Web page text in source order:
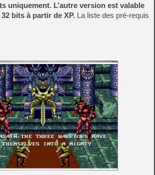
uniquement. L’autre version est valable
bits à partir de XP. La liste des pré-requis